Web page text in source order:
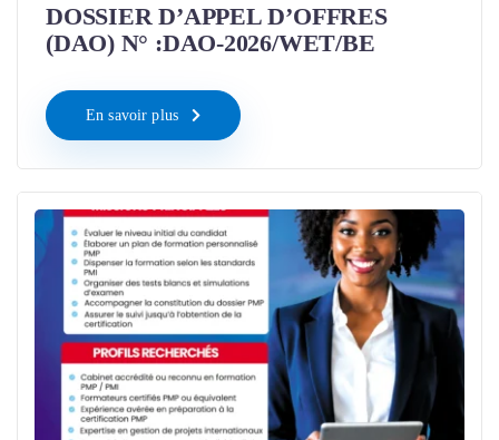
DOSSIER D’APPEL D’OFFRES
(DAO) N° :DAO-2026/WET/BE
En savoir plus